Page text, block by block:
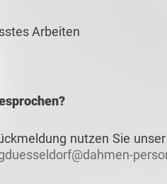
Arbeiten
nutzen Sie